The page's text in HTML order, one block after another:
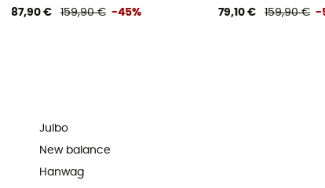
87,90 € 159,90 € -45% 79,10 € 159,90 € -
Julbo
New balance
Hanwag